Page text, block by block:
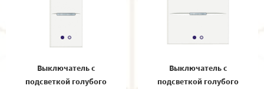
Выключатель с
подсветкой голубого
Выключатель с
подсветкой голубого